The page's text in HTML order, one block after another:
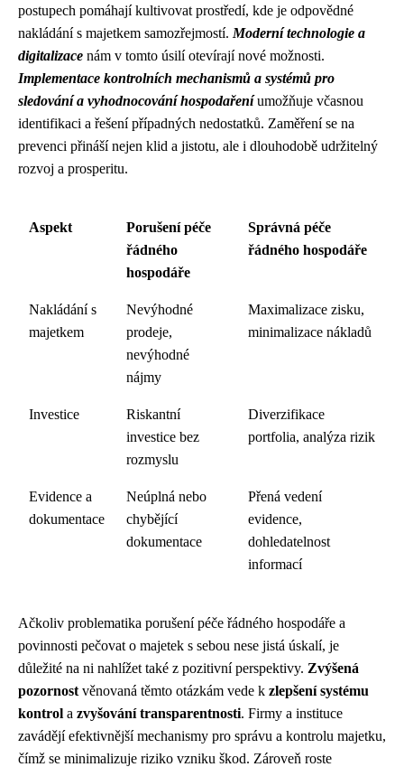
postupech pomáhají kultivovat prostředí, kde je odpovědné
nakládání s majetkem samozřejmostí. Moderní technologie a
digitalizace nám v tomto úsilí otevírají nové možnosti.
Implementace kontrolních mechanismů a systémů pro
sledování a vyhodnocování hospodařeníumožňuje včasnou
identifikaci a řešení případných nedostatků. Zaměření se na
prevenci přináší nejen klid a jistotu, ale i dlouhodobě udržitelný
rozvoj a prosperitu.
Aspekt
Porušení péče
řádného
hospodáře
Správná péče
řádného hospodáře
Nakládání s
majetkem
Nevýhodné
prodeje,
nevýhodné
nájmy
Maximalizace zisku,
minimalizace nákladů
Investice
Riskantní
investice bez
rozmyslu
Diverzifikace
portfolia, analýza rizik
Evidence a
dokumentace
Neúplná nebo
chybějící
dokumentace
Přená vedení
evidence,
dohledatelnost
informací
Ačkoliv problematika porušení péče řádného hospodáře a
povinnosti pečovat o majetek s sebou nese jistá úskalí, je
důležité na ni nahlížet také z pozitivní perspektivy. Zvýšená
pozornost věnovaná těmto otázkám vede k zlepšení systému
kontrol a zvyšování transparentnosti. Firmy a instituce
zavádějí efektivnější mechanismy pro správu a kontrolu majetku,
čímž se minimalizuje riziko vzniku škod. Zároveň roste